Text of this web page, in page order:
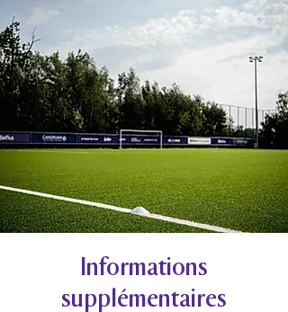
Informations
supplémentaires